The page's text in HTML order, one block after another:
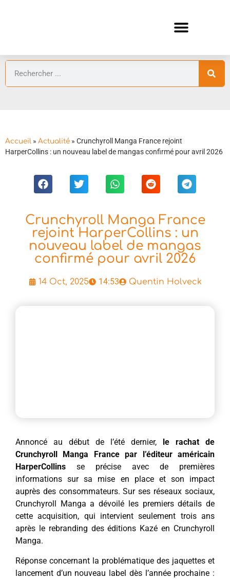
Accueil » Actualité » Crunchyroll Manga France rejoint
HarperCollins : un nouveau label de mangas confirmé pour avril 2026
Crunchyroll Manga France
rejoint HarperCollins : un
nouveau label de mangas
confirmé pour avril 2026
14 Oct, 2025 14:53 Quentin Holveck
Annoncé au début de l’été dernier,
le rachat de
Crunchyroll Manga France par l’éditeur américain
HarperCollins se précise avec de premières
informations sur sa mise en place et son impact
auprès des consommateurs. Sur ses réseaux sociaux,
Crunchyroll Manga a dévoilé les premiers détails de
cette acquisition, qui intervient seulement trois ans
après le rebranding des éditions Kazé en Crunchyroll
Manga.
Réponse concernant la problématique des jaquettes et
lancement d’un nouveau label dès l’année prochaine :